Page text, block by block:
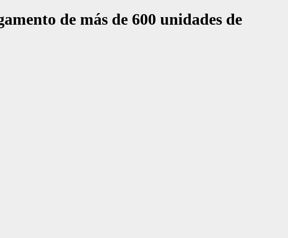
de más de 600 unidades de